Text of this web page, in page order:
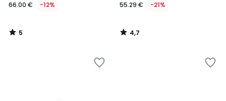
66.00 € -12%
5
/
55.29 € -21%
4,7
/